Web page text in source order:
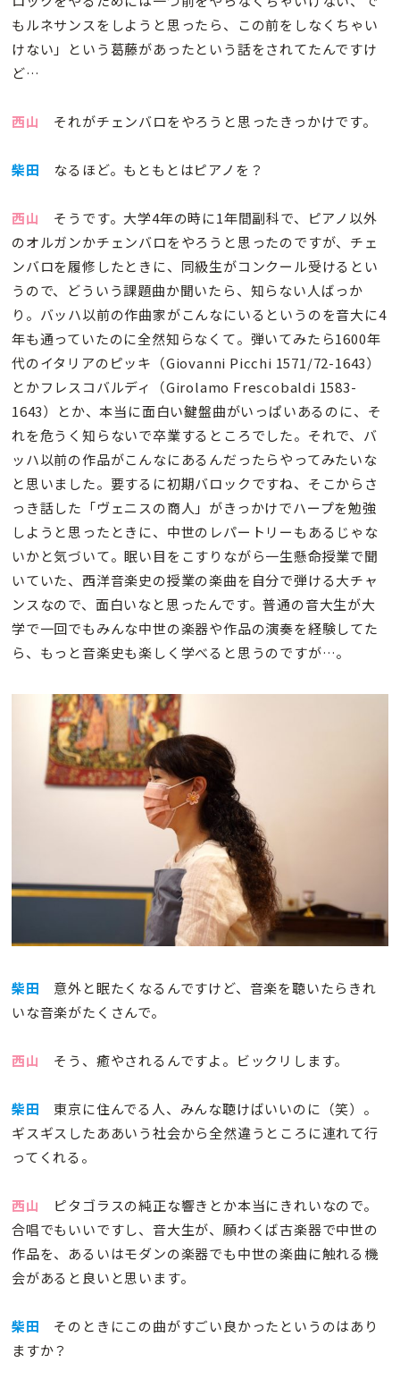
もルネサンスをしようと思ったら、この前をしなくちゃい
けない」という葛藤があったという話をされてたんですけ
ど…
西山 それがチェンバロをやろうと思ったきっかけです。
柴田 なるほど。もともとはピアノを？
西山
そうです。大学4年の時に1年間副科で、ピアノ以外
のオルガンかチェンバロをやろうと思ったのですが、チェ
ンバロを履修したときに、同級生がコンクール受けるとい
うので、どういう課題曲か聞いたら、知らない人ばっか
り。バッハ以前の作曲家がこんなにいるというのを音大に4
年も通っていたのに全然知らなくて。弾いてみたら1600年
代のイタリアのピッキ（Giovanni Picchi 1571/72-1643）
とかフレスコバルディ（Girolamo Frescobaldi 1583-
1643）とか、本当に面白い鍵盤曲がいっぱいあるのに、そ
れを危うく知らないで卒業するところでした。それで、バ
ッハ以前の作品がこんなにあるんだったらやってみたいな
と思いました。要するに初期バロックですね、そこからさ
っき話した「ヴェニスの商人」がきっかけでハープを勉強
しようと思ったときに、中世のレパートリーもあるじゃな
いかと気づいて。眠い目をこすりながら一生懸命授業で聞
いていた、西洋音楽史の授業の楽曲を自分で弾ける大チャ
ンスなので、面白いなと思ったんです。普通の音大生が大
学で一回でもみんな中世の楽器や作品の演奏を経験してた
ら、もっと音楽史も楽しく学べると思うのですが…。
柴田 意外と眠たくなるんですけど、音楽を聴いたらきれ
いな音楽がたくさんで。
西山 そう、癒やされるんですよ。ビックリします。
柴田 東京に住んでる人、みんな聴けばいいのに（笑）。
ギスギスしたああいう社会から全然違うところに連れて行
ってくれる。
西山
ピタゴラスの純正な響きとか本当にきれいなので。
合唱でもいいですし、音大生が、願わくば古楽器で中世の
作品を、あるいはモダンの楽器でも中世の楽曲に触れる機
会があると良いと思います。
柴田 そのときにこの曲がすごい良かったというのはあり
ますか？